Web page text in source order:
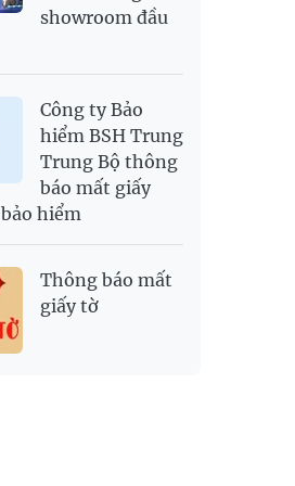
showroom đầu
Công ty Bảo
hiểm BSH Trung
Trung Bộ thông
báo mất giấy
hiểm
Thông báo mất
giấy tờ